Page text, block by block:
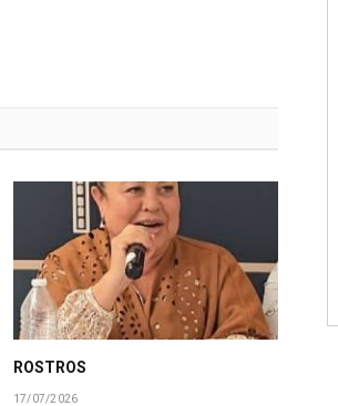
ROSTROS
17/07/2026